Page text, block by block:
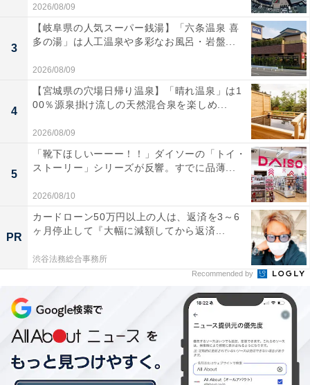
2026/08/09
3
【岐阜県の人気スーパー銭湯】「六条温泉 喜
多の湯」は人工温泉や多彩なお風呂・岩盤...
2026/08/09
4
【宮城県の穴場日帰り温泉】「晴れ温泉」は1
00％源泉掛け流しの天然混合泉を楽しめ...
2026/08/09
5
「靴下ほしいーーー！！」ダイソーの「トイ・
ストーリー」シリーズが反響。すでに品薄...
2026/08/10
PR
カードローン50万円以上の人は、返済を3～6
ヶ月停止して『大幅に減額してから返済...
渋谷法務総合事務所
Recommended by